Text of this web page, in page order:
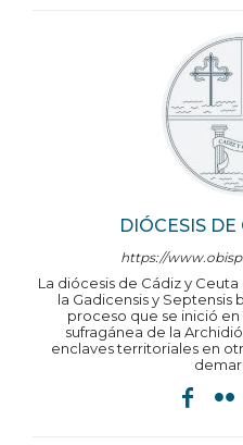
DIÓCESIS
https://
La diócesis de Cádiz y
la Gadicensis y Septensis
proceso que se inició en
sufragánea de la
enclaves territoriales en